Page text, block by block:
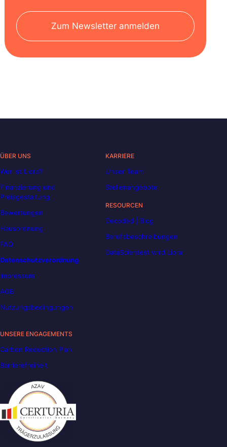
Zum Newsletter anmelden
ÜBER UNS
Wer ist Liora?
Finanzierung und
Preisgestaltung
Bewertungen
Hausordnung
FAQ
Datenschutzverordnung
Impressum
AGB
Nutzungsbedingungen
KARRIERE
Unser Team
Stellenangebote
RESOURCEN
Decoded | Blog
Berufsbeschreibungen
DataScientest wird Liora
UNSERE ENGAGEMENTS
Carbon Reduction Plan
Barrierefreiheit